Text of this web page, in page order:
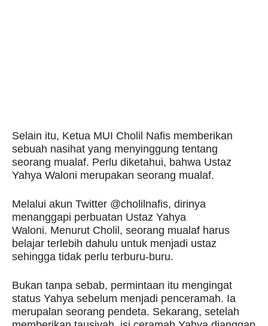
Selain itu, Ketua MUI Cholil Nafis memberikan
sebuah nasihat yang menyinggung tentang
seorang mualaf. Perlu diketahui, bahwa Ustaz
Yahya Waloni merupakan seorang mualaf.
Melalui akun Twitter @cholilnafis, dirinya
menanggapi perbuatan Ustaz Yahya
Waloni. Menurut Cholil, seorang mualaf harus
belajar terlebih dahulu untuk menjadi ustaz
sehingga tidak perlu terburu-buru.
Bukan tanpa sebab, permintaan itu mengingat
status Yahya sebelum menjadi penceramah. Ia
merupalan seorang pendeta. Sekarang, setelah